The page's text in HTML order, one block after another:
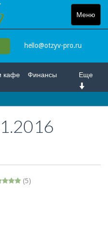
Меню
Toggle
hello@otzyv-pro.ru
Еще
кафе Финансы
Транспорт
(5)